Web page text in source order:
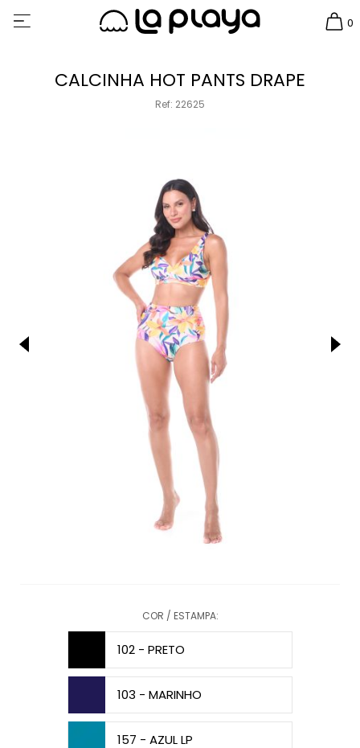
0
CALCINHA HOT PANTS DRAPE
Ref: 22625
COR / ESTAMPA:
102 - PRETO
103 - MARINHO
157 - AZUL LP